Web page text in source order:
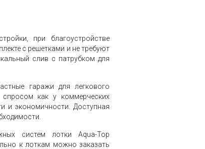
при благоустройстве
с решетками и не требуют
слив с патрубком для
гаражи для легкового
как у коммерческих
и экономичности. Доступная
систем лотки Aqua-Top
к лоткам можно заказать